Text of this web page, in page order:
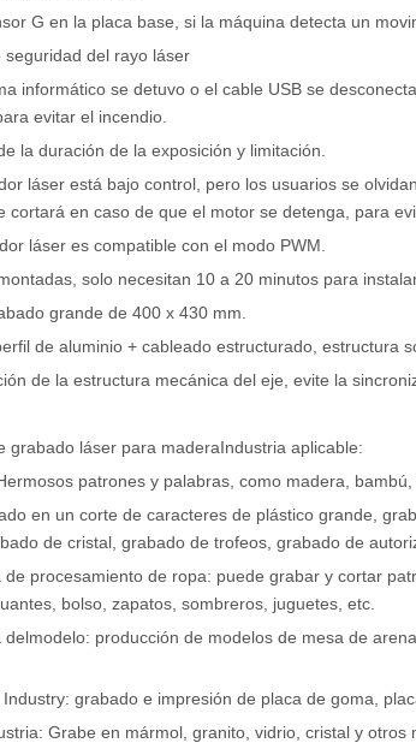
G en la placa base, si la máquina detecta un
seguridad del rayo láser
informático se detuvo o el cable USB se
evitar el incendio.
la duración de la exposición y limitación.
láser está bajo control, pero los usuarios se
cortará en caso de que el motor se detenga, para
láser es compatible con el modo PWM.
solo necesitan 10 a 20 minutos para
grande de 400 x 430 mm.
de aluminio + cableado estructurado, estructura
de la estructura mecánica del eje, evite la
grabado láser para maderaIndustria aplicable:
patrones y palabras, como madera,
en un corte de caracteres de plástico grande,
de cristal, grabado de trofeos, grabado de
de procesamiento de ropa: puede grabar y cortar
bolso, zapatos, sombreros, juguetes, etc.
delmodelo: producción de modelos de mesa de
grabado e impresión de placa de goma,
Grabe en mármol, granito, vidrio, cristal y otros